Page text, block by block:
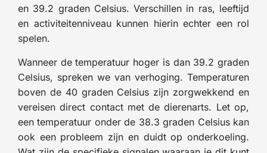
en 39.2 graden Celsius. Verschillen in ras, leeftijd
en activiteitenniveau kunnen hierin echter een rol
spelen.
Wanneer de temperatuur hoger is dan 39.2 graden
Celsius, spreken we van verhoging. Temperaturen
boven de 40 graden Celsius zijn zorgwekkend en
vereisen direct contact met de dierenarts. Let op,
een temperatuur onder de 38.3 graden Celsius kan
ook een probleem zijn en duidt op onderkoeling.